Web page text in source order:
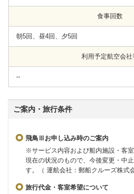
食事回数
朝5回、昼4回、夕5回
利用予定航空会社
--
ご案内・旅行条件
飛鳥Ⅲお申し込み時のご案内
※サービス内容および船内施設・客
現在の状況のもので、今後変更・中
す。（ 運航会社：郵船クルーズ株式会
旅行代金・客室希望について